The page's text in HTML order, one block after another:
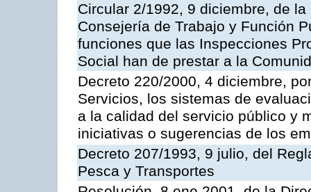
Circular 2/1992, 9 diciembre, de
Consejería de Trabajo y Función
funciones que las Inspecciones
Social han de prestar a la
Decreto 220/2000, 4 diciembre,
Servicios, los sistemas de
a la calidad del servicio público y
iniciativas o sugerencias de los
Decreto 207/1993, 9 julio, del
Pesca y Transportes